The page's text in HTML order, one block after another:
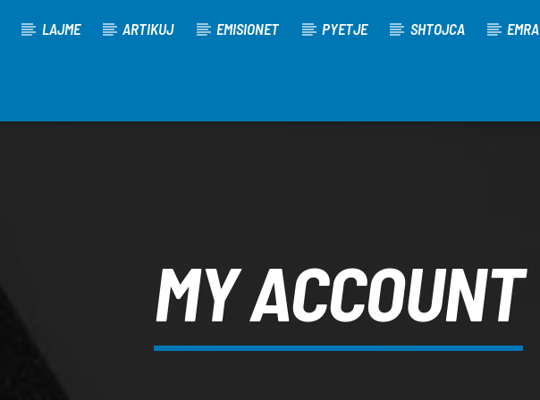
LAJME ARTIKUJ EMISIONET PYETJE SHTOJCA EMRA
MY ACCOUNT